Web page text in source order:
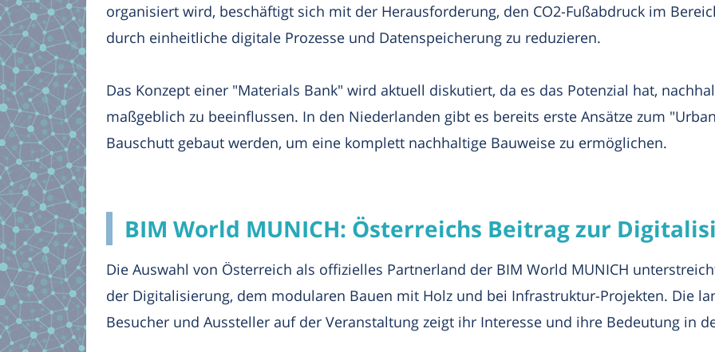
organisiert wird, beschäftigt sich mit der Herausforderung, den CO2-Fußabdruck im
durch einheitliche digitale Prozesse und Datenspeicherung zu reduzieren.
Das Konzept einer "Materials Bank" wird aktuell diskutiert, da es das Potenzial hat,
maßgeblich zu beeinflussen. In den Niederlanden gibt es bereits erste Ansätze zum
Bauschutt gebaut werden, um eine komplett nachhaltige Bauweise zu ermöglichen.
BIM World MUNICH: Österreichs Beitrag zur
Die Auswahl von Österreich als offizielles Partnerland der BIM World MUNICH
der Digitalisierung, dem modularen Bauen mit Holz und bei Infrastruktur-Projekten. Die
Besucher und Aussteller auf der Veranstaltung zeigt ihr Interesse und ihre Bedeutung in